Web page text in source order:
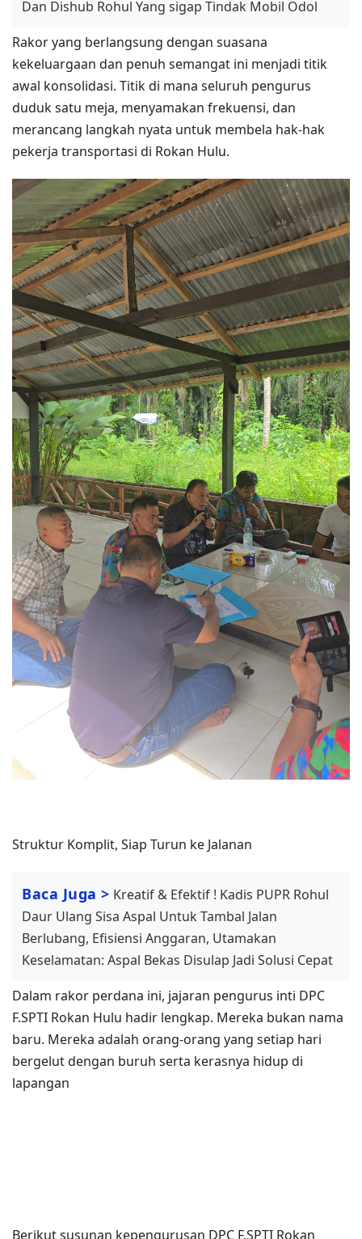
Dan Dishub Rohul Yang sigap Tindak Mobil Odol
Rakor yang berlangsung dengan suasana
kekeluargaan dan penuh semangat ini menjadi titik
awal konsolidasi. Titik di mana seluruh pengurus
duduk satu meja, menyamakan frekuensi, dan
merancang langkah nyata untuk membela hak-hak
pekerja transportasi di Rokan Hulu.
Struktur Komplit, Siap Turun ke Jalanan
Baca Juga > Kreatif & Efektif ! Kadis PUPR Rohul
Daur Ulang Sisa Aspal Untuk Tambal Jalan
Berlubang, Efisiensi Anggaran, Utamakan
Keselamatan: Aspal Bekas Disulap Jadi Solusi Cepat
Dalam rakor perdana ini, jajaran pengurus inti DPC
F.SPTI Rokan Hulu hadir lengkap. Mereka bukan nama
baru. Mereka adalah orang-orang yang setiap hari
bergelut dengan buruh serta kerasnya hidup di
lapangan
Berikut susunan kepengurusan DPC F.SPTI Rokan